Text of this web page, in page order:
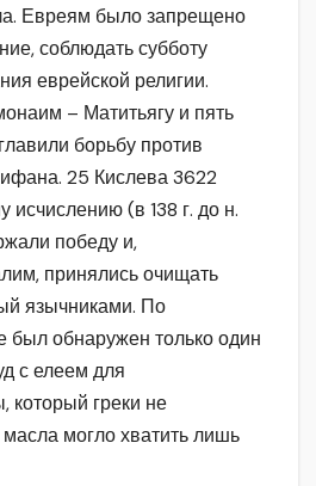
Евреям было запрещено
соблюдать субботу
еврейской религии.
– Матитьягу и пять
борьбу против
25 Кислева 3622
исчислению (в 138 г. до н.
победу и,
принялись очищать
язычниками. По
был обнаружен только один
с елеем для
который греки не
могло хватить лишь